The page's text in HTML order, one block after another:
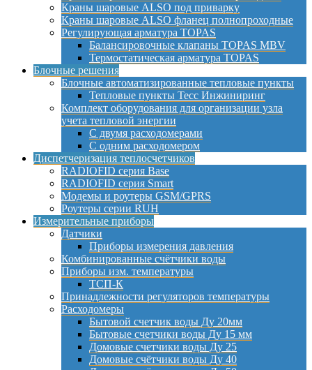
Краны шаровые ALSO под приварку
Краны шаровые ALSO фланец полнопроходные
Регулирующая арматура TOPAS
Балансировочные клапаны TOPAS MBV
Термостатическая арматура TOPAS
Блочные решения
Блочные автоматизированные тепловые пункты
Тепловые пункты Тесс Инжиниринг
Комплект оборудования для организации узла
учета тепловой энергии
С двумя расходомерами
С одним расходомером
Диспетчеризация теплосчетчиков
RADIOFID серия Base
RADIOFID серия Smart
Модемы и роутеры GSM/GPRS
Роутеры серии RUH
Измерительные приборы
Датчики
Приборы измерения давления
Комбинированные счётчики воды
Приборы изм. температуры
ТСП-К
Принадлежности регуляторов температуры
Расходомеры
Бытовой счетчик воды Ду 20мм
Бытовые счетчики воды Ду 15 мм
Домовые счетчики воды Ду 25
Домовые счётчики воды Ду 40